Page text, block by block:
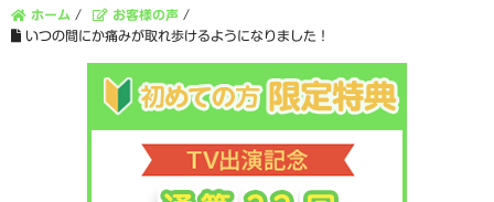
ホーム / お客様の声 /
いつの間にか痛みが取れ歩けるようになりました！